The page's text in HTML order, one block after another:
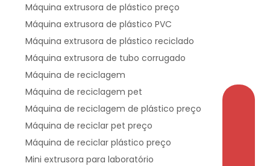
Máquina extrusora de plástico preço
Máquina extrusora de plástico PVC
Máquina extrusora de plástico reciclado
Máquina extrusora de tubo corrugado
Máquina de reciclagem
Máquina de reciclagem pet
Máquina de reciclagem de plástico preço
Máquina de reciclar pet preço
Máquina de reciclar plástico preço
Mini extrusora para laboratório